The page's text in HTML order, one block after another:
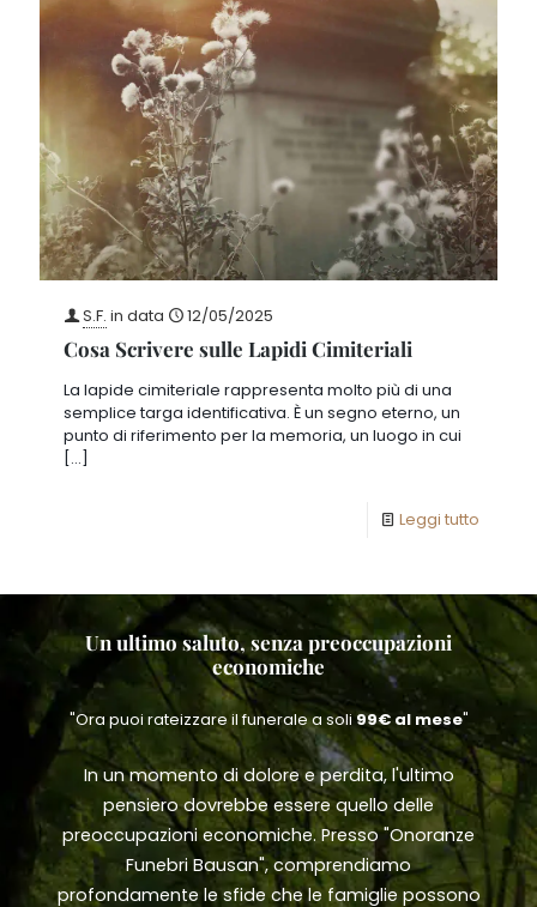
S.F. in data 12/05/2025
Cosa Scrivere sulle Lapidi Cimiteriali
La lapide cimiteriale rappresenta molto più di una
semplice targa identificativa. È un segno eterno, un
punto di riferimento per la memoria, un luogo in cui
[…]
Leggi tutto
Un ultimo saluto, senza preoccupazioni
economiche
"Ora puoi rateizzare il funerale a soli 99€ al mese"
In un momento di dolore e perdita, l'ultimo
pensiero dovrebbe essere quello delle
preoccupazioni economiche. Presso "Onoranze
Funebri Bausan", comprendiamo
profondamente le sfide che le famiglie possono